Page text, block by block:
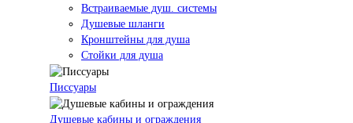
Встраиваемые душ. системы
Душевые шланги
Кронштейны для душа
Стойки для душа
Писсуары
Душевые кабины и ограждения